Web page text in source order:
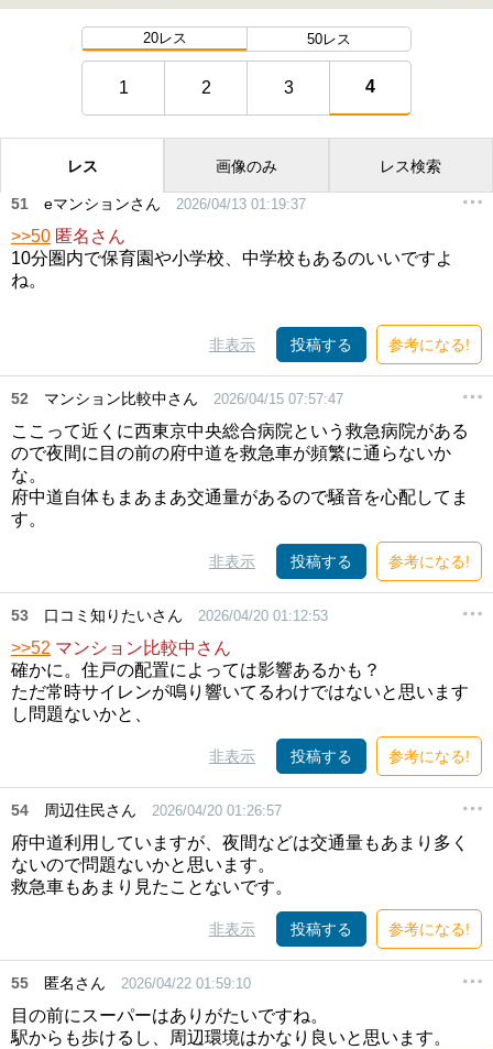
20レス 50レス
1 2 3 4
レス 画像のみ レス検索
51 eマンションさん 2026/04/13 01:19:37
>>50 匿名さん
10分圏内で保育園や小学校、中学校もあるのいいですよ
ね。
非表示 投稿する 参考になる!
52 マンション比較中さん 2026/04/15 07:57:47
ここって近くに西東京中央総合病院という救急病院がある
ので夜間に目の前の府中道を救急車が頻繁に通らないか
な。
府中道自体もまあまあ交通量があるので騒音を心配してま
す。
非表示 投稿する 参考になる!
53 口コミ知りたいさん 2026/04/20 01:12:53
>>52 マンション比較中さん
確かに。住戸の配置によっては影響あるかも？
ただ常時サイレンが鳴り響いてるわけではないと思います
し問題ないかと、
非表示 投稿する 参考になる!
54 周辺住民さん 2026/04/20 01:26:57
府中道利用していますが、夜間などは交通量もあまり多く
ないので問題ないかと思います。
救急車もあまり見たことないです。
非表示 投稿する 参考になる!
55 匿名さん 2026/04/22 01:59:10
目の前にスーパーはありがたいですね。
駅からも歩けるし、周辺環境はかなり良いと思います。